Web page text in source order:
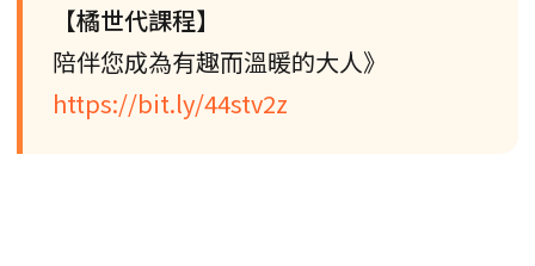
【橘世代課程】
陪伴您成為有趣而溫暖的大人》
https://bit.ly/44stv2z